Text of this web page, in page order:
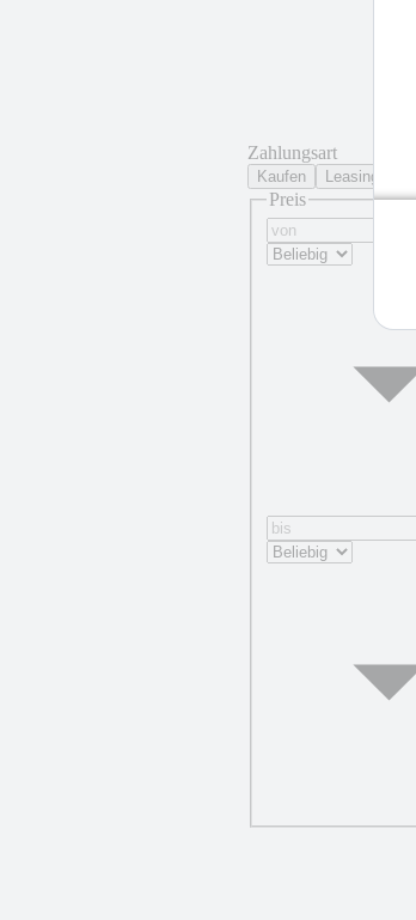
Zahlungsart
Kaufen Leasing
Preis